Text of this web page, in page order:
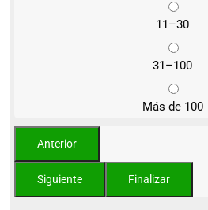
11–30
31–100
Más de 100